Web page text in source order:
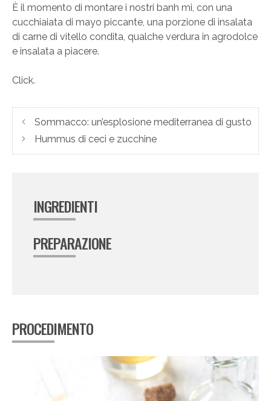
È il momento di montare i nostri banh mi, con una
cucchiaiata di mayo piccante, una porzione di insalata
di carne di vitello condita, qualche verdura in agrodolce
e insalata a piacere.
Click.
Sommacco: un’esplosione mediterranea di gusto
Hummus di ceci e zucchine
INGREDIENTI
PREPARAZIONE
PROCEDIMENTO